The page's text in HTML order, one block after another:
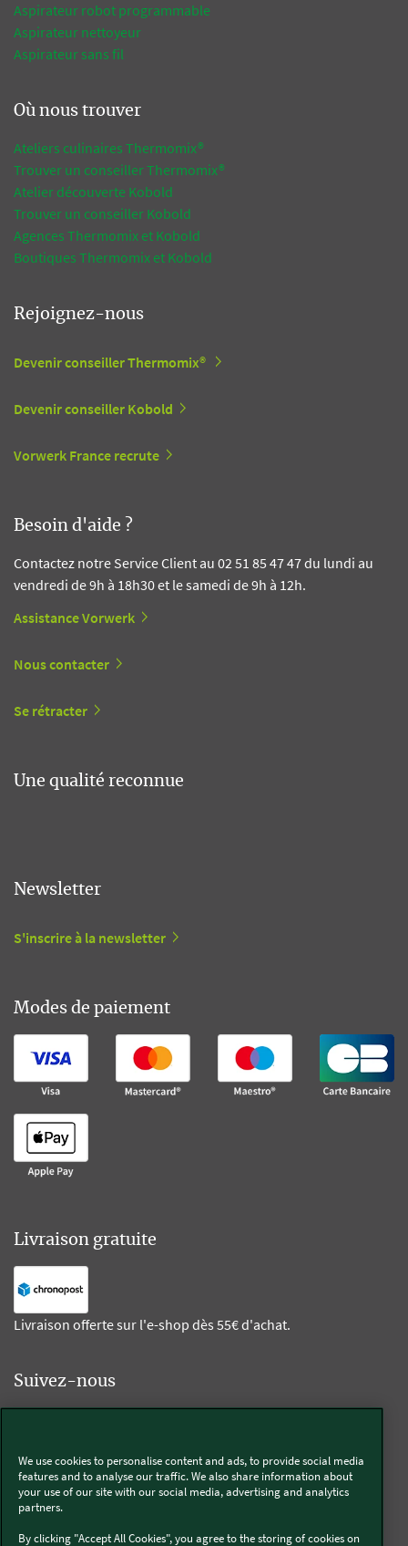
Aspirateur robot programmable
Aspirateur nettoyeur
Aspirateur sans fil
Où nous trouver
Ateliers culinaires Thermomix®
Trouver un conseiller Thermomix®
Atelier découverte Kobold
Trouver un conseiller Kobold
Agences Thermomix et Kobold
Boutiques Thermomix et Kobold
Rejoignez-nous
Devenir conseiller Thermomix®
Devenir conseiller Kobold
Vorwerk France recrute
Besoin d'aide ?
Contactez notre Service Client au 02 51 85 47 47 du lundi au
vendredi de 9h à 18h30 et le samedi de 9h à 12h.
Assistance Vorwerk
Nous contacter
Se rétracter
Une qualité reconnue
Newsletter
S'inscrire à la newsletter
Modes de paiement
Livraison gratuite
Livraison offerte sur l'e-shop dès 55€ d'achat.
Suivez-nous
Thermomix®
We use cookies to personalise content and ads, to provide social media
features and to analyse our traffic. We also share information about
your use of our site with our social media, advertising and analytics
partners.
By clicking "Accept All Cookies", you agree to the storing of cookies on